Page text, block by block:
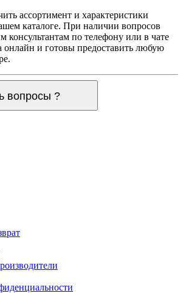
ассортимент и характеристики
каталоге. При наличии вопросов
консультантам по телефону или в чате
онлайн и готовы предоставить любую
вопросы ?